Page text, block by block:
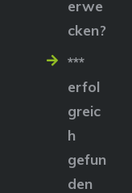
erwe
cken?
***
erfol
greic
h
gefun
den